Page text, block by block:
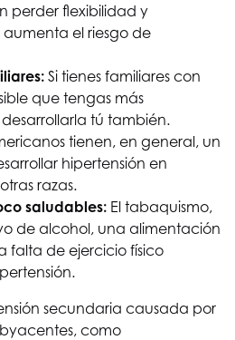
perder flexibilidad y
el riesgo de
Si tienes familiares con
que tengas más
tú también.
tienen, en general, un
hipertensión en
razas.
saludables: El tabaquismo,
de alcohol, una alimentación
falta de ejercicio físico
secundaria causada por
como